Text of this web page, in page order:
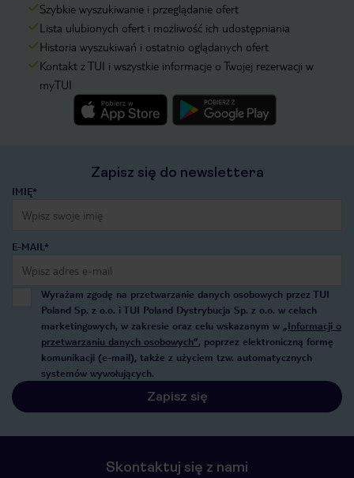
Szybkie wyszukiwanie i przeglądanie ofert
Lista ulubionych ofert i możliwość ich udostępniania
Historia wyszukiwań i ostatnio oglądanych ofert
Kontakt z TUI i wszystkie informacje o Twojej rezerwacji w
myTUI
Zapisz się do newslettera
IMIĘ*
E-MAIL*
Wyrażam zgodę na przetwarzanie danych osobowych przez TUI
Poland Sp. z o.o. i TUI Poland Dystrybucja Sp. z o.o. w celach
marketingowych, w zakresie oraz celu wskazanym w „Informacji o
przetwarzaniu danych osobowych”, poprzez elektroniczną formę
komunikacji (e-mail), także z użyciem tzw. automatycznych
systemów wywołujących.
Zapisz się
Skontaktuj się z nami